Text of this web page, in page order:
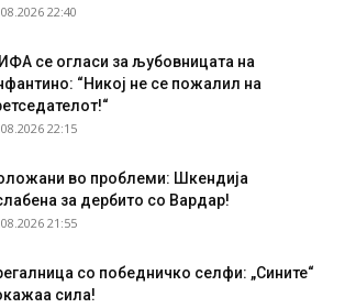
22:40
се огласи за љубовницата на
“Никој не се пожалил на
22:15
во проблеми: Шкендија
за дербито со Вардар!
21:55
со победничко селфи: „Сините“
сила!